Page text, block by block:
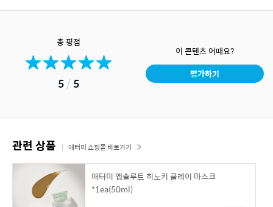
총 평점
5/ 5
이 콘텐츠 어때요?
평가하기
관련 상품 애터미 쇼핑몰 바로가기
애터미 앱솔루트 히노키 클레이 마스크
*1ea(50ml)